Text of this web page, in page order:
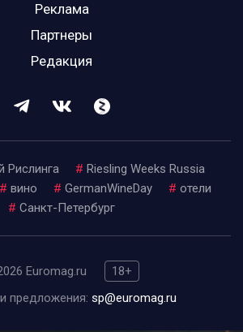
Реклама
Партнеры
Редакция
Рислинга # Riesling Weeks Russia
# вино # GermanWineDay # отели
# Санкт-Петербург
Euromag.ru
18+
предложения: sp@euromag.ru